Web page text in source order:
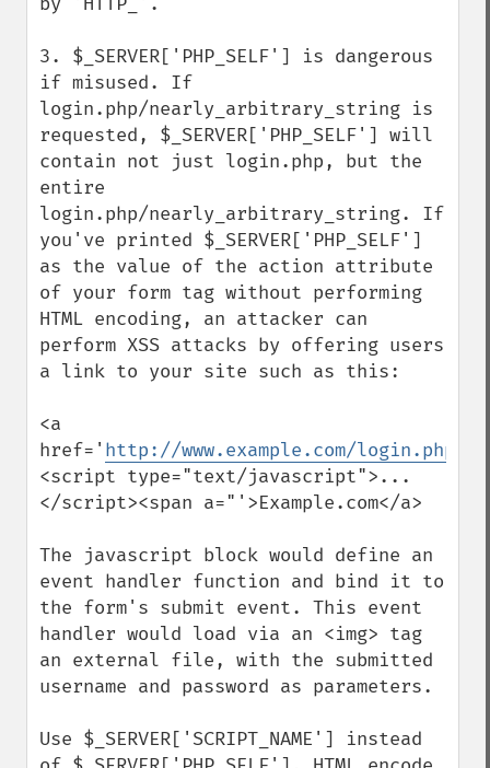
3. $_SERVER['PHP_SELF'] is dangerous
if misused. If
login.php/nearly_arbitrary_string is
requested, $_SERVER['PHP_SELF'] will
contain not just login.php, but the
entire
login.php/nearly_arbitrary_string. If
you've printed $_SERVER['PHP_SELF']
as the value of the action attribute
of your form tag without performing
HTML encoding, an attacker can
perform XSS attacks by offering users
a link to your site such as this:
<a
href=' http://www.example.com/login.php/
<script type="text/javascript">...
</script><span a="'>Example.com</a>
The javascript block would define an
event handler function and bind it to
the form's submit event. This event
handler would load via an <img> tag
an external file, with the submitted
username and password as parameters.
Use $_SERVER['SCRIPT_NAME'] instead